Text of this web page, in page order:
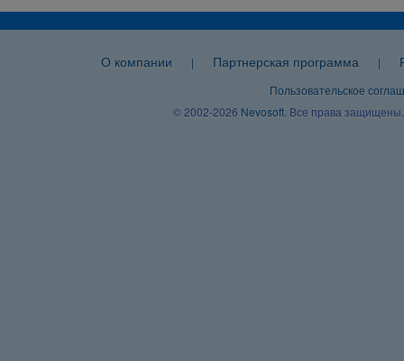
О компании | Партнерская программа |
Пользовательское
© 2002-2026 Nevosoft . Все права защищены